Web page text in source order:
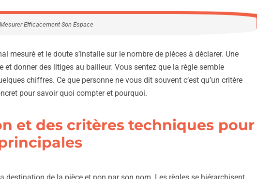
Efficacement Son Espace
mesuré et le doute s’installe sur le nombre de pièces à déclarer. Une
et donner des litiges au bailleur. Vous sentez que la règle semble
chiffres. Ce que personne ne vous dit souvent c’est qu’un critère
pour savoir quoi compter et pourquoi.
et des critères techniques pour